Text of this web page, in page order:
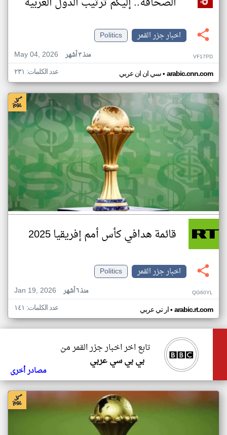
اخبار جزر القمر
Politics
May 04, 2026
منذ ٣ أشهر VF17PD
سي ان ان عربي• arabic.cnn.com عدد الكلمات: ٢٣١
قائمة هدافي كأس أمم إفريقيا 2025
اخبار جزر القمر
Politics
Jan 19, 2026
منذ ٦ أشهر QG60YL
ار تي عربي• arabic.rt.com عدد الكلمات: ١٤١
تابع اخر اخبار جزر القمر من
بي بي سي عربي
مصادر أخرى